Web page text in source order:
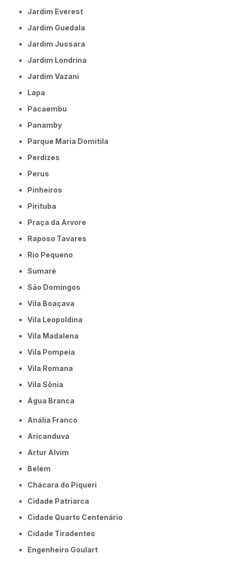
Jardim Everest
Jardim Guedala
Jardim Jussara
Jardim Londrina
Jardim Vazani
Lapa
Pacaembu
Panamby
Parque Maria Domitila
Perdizes
Perus
Pinheiros
Pirituba
Praça da Arvore
Raposo Tavares
Rio Pequeno
Sumaré
São Domingos
Vila Boaçava
Vila Leopoldina
Vila Madalena
Vila Pompeia
Vila Romana
Vila Sônia
Água Branca
Anália Franco
Aricanduva
Artur Alvim
Belém
Chácara do Piqueri
Cidade Patriarca
Cidade Quarto Centenário
Cidade Tiradentes
Engenheiro Goulart